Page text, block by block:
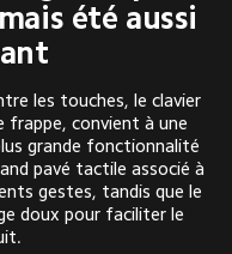
été aussi
les touches, le clavier
frappe, convient à une
grande fonctionnalité
pavé tactile associé à
gestes, tandis que le
doux pour faciliter le